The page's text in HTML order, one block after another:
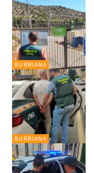
BURRIANA
BURRIANA